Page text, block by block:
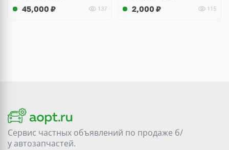
45,000 ₽ 137 2,000 ₽ 115
Сервис частных объявлений по продаже б/
уавтозапчастей.